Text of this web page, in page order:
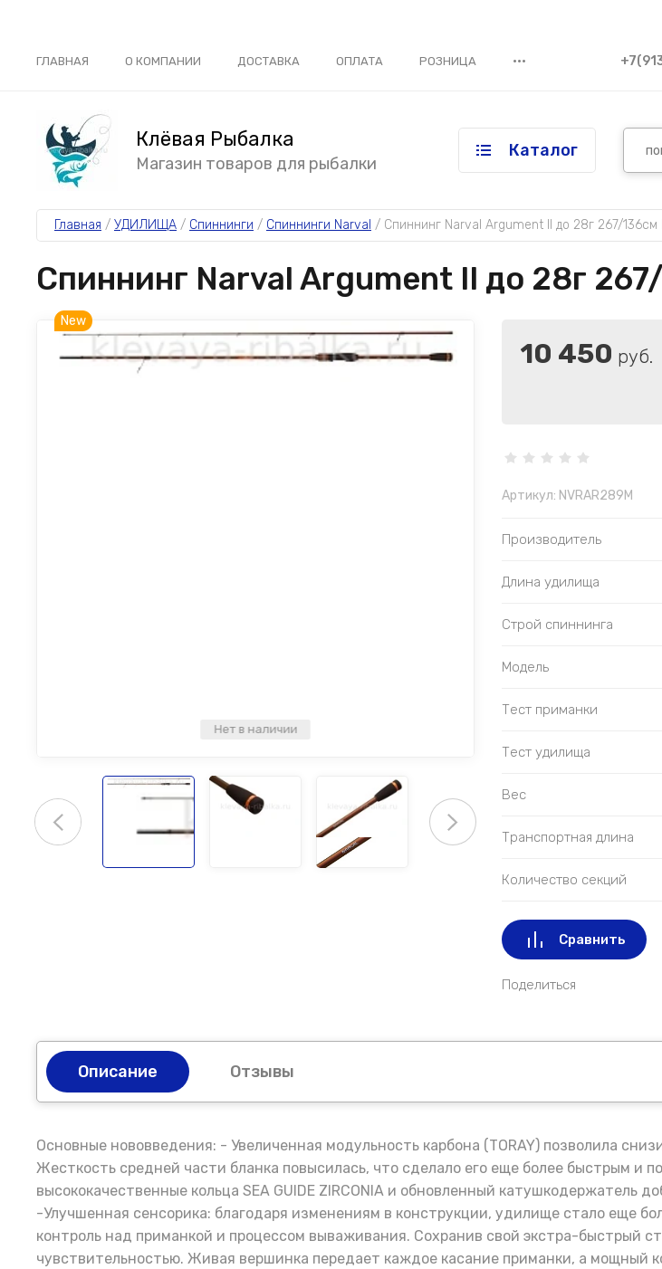
ГЛАВНАЯ О КОМПАНИИ ДОСТАВКА ОПЛАТА РОЗНИЦА •••
Клёвая Рыбалка
Магазин товаров для рыбалки
Каталог
Главная / УДИЛИЩА / Спиннинги / Спиннинги Narval / Спиннинг Narval Argument II до 28г 267/
Спиннинг Narval Argument II до 28г
Нет в наличии
New
10 450 руб.
Артикул: NVRAR289M
Производитель
Длина удилища
Строй спиннинга
Модель
Тест приманки
Тест удилища
Вес
Транспортная длина
Количество секций
Сравнить
Поделиться
Описание Отзывы
Основные нововведения: - Увеличенная модульность карбона (TORAY) позволила
Жесткость средней части бланка повысилась, что сделало его еще более быстрым и
высококачественные кольца SEA GUIDE ZIRCONIA и обновленный
-Улучшенная сенсорика: благодаря изменениям в конструкции, удилище стало еще
контроль над приманкой и процессом вываживания. Сохранив свой экстра-быстрый
чувствительностью. Живая вершинка передает каждое касание приманки, а мощный